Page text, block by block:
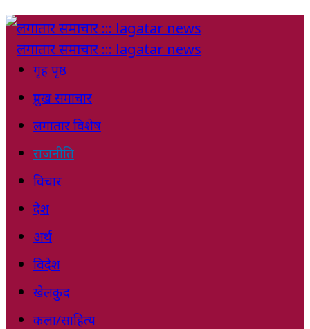
गृह पृष्ठ
प्रमुख समाचार
लगातार विशेष
राजनीति
विचार
देश
अर्थ
विदेश
खेलकुद
कला/साहित्य